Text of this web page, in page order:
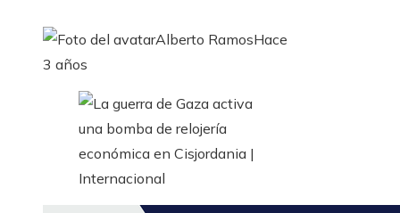
Alberto RamosHace
3 años